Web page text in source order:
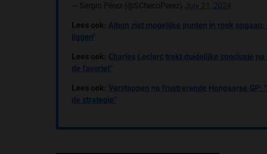
— Sergio Pérez (@SChecoPerez) July 21, 2024
Lees ook: Albon ziet mogelijke punten in rook
liggen"
Lees ook: Charles Leclerc trekt duidelijke conclusie
de favoriet"
Lees ook: Verstappen na frustrerende Hongaarse GP:
de strategie"